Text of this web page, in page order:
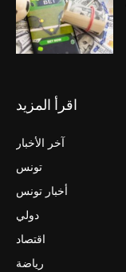
اقرأ المزيد
آخر الأخبار
تونس
أخبار تونس
دولي
اقتصاد
رياضة